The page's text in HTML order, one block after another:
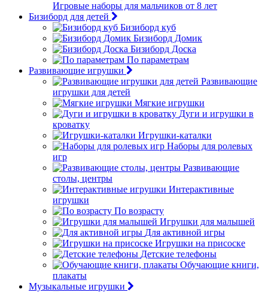
Игровые наборы для мальчиков от 8 лет
Бизиборд для детей
Бизиборд куб
Бизиборд Домик
Бизиборд Доска
По параметрам
Развивающие игрушки
Развивающие
игрушки для детей
Мягкие игрушки
Дуги и игрушки в
кроватку
Игрушки-каталки
Наборы для ролевых
игр
Развивающие
столы, центры
Интерактивные
игрушки
По возрасту
Игрушки для малышей
Для активной игры
Игрушки на присоске
Детские телефоны
Обучающие книги,
плакаты
Музыкальные игрушки